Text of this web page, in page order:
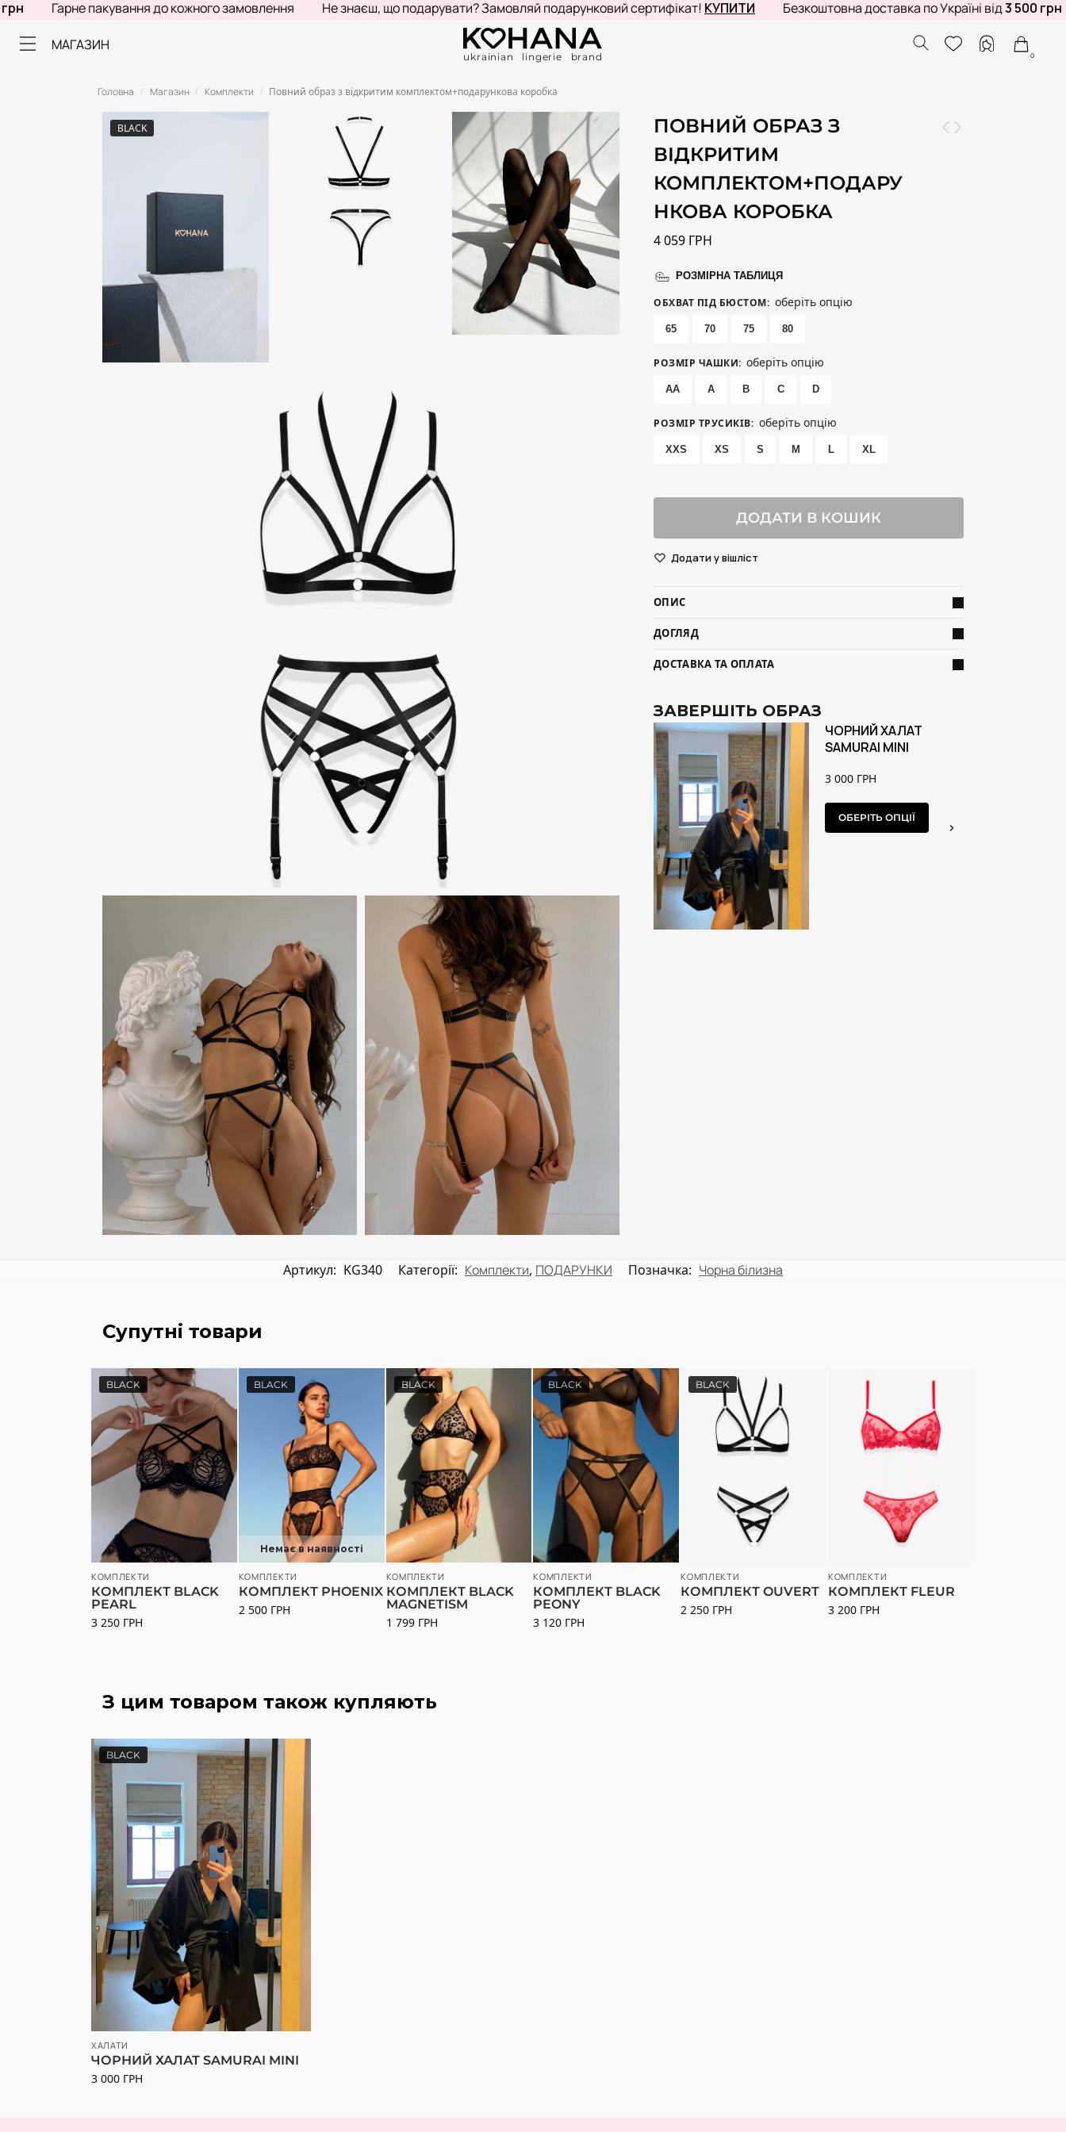
Гарне пакування до кожного замовлення Не знаєш, що подарувати? Замовляй подарунковий сертифікат!КУПИТИ Безкоштовна доставка по Україні від3 500 грн
МАГАЗИН
ukrainian lingerie brand 0
Головна / Магазин / Комплекти / Повний образ з відкритим комплектом+подарункова коробка
BLACK
ПОВНИЙ ОБРАЗ З
ВІДКРИТИМ
КОМПЛЕКТОМ+ПОДАРУ
НКОВА КОРОБКА
4 059 ГРН
РОЗМІРНА ТАБЛИЦЯ
ОБХВАТ ПІД БЮСТОМ: оберіть опцію
65 70 75 80
РОЗМІР ЧАШКИ: оберіть опцію
AA A B C D
РОЗМІР ТРУСИКІВ: оберіть опцію
XXS XS S M L XL
ДОДАТИ В КОШИК
Додати у вішліст
ОПИС
ДОГЛЯД
ДОСТАВКА ТА ОПЛАТА
ЗАВЕРШІТЬ ОБРАЗ
ЧОРНИЙ ХАЛАТ
SAMURAI MINI
3 000 ГРН
ОБЕРІТЬ ОПЦІЇ
Артикул: KG340 Категорії: Комплекти, ПОДАРУНКИ Позначка: Чорна білизна
Супутні товари
BLACK
КОМПЛЕКТИ
КОМПЛЕКТ BLACK
PEARL
3 250 ГРН
BLACK
Немає в наявності
КОМПЛЕКТИ
КОМПЛЕКТ PHOENIX
2 500 ГРН
BLACK
КОМПЛЕКТИ
КОМПЛЕКТ BLACK
MAGNETISM
1 799 ГРН
BLACK
КОМПЛЕКТИ
КОМПЛЕКТ BLACK
PEONY
3 120 ГРН
BLACK
КОМПЛЕКТИ
КОМПЛЕКТ OUVERT
2 250 ГРН
КОМПЛЕКТИ
КОМПЛЕКТ FLEUR
3 200 ГРН
З цим товаром також купляють
BLACK
ХАЛАТИ
ЧОРНИЙ ХАЛАТ SAMURAI MINI
3 000 ГРН